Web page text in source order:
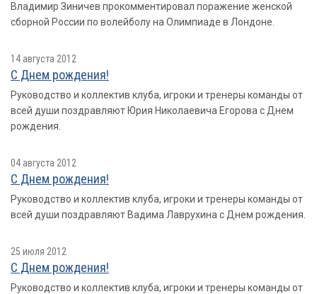
Владимир Зиничев прокомментировал поражение женской
сборной России по волейболу на Олимпиаде в Лондоне.
14 августа 2012
C Днем рождения!
Руководство и коллектив клуба, игроки и тренеры команды от
всей души поздравляют Юрия Николаевича Егорова с Днем
рождения.
04 августа 2012
С Днем рождения!
Руководство и коллектив клуба, игроки и тренеры команды от
всей души поздравляют Вадима Лаврухина с Днем рождения.
25 июля 2012
С Днем рождения!
Руководство и коллектив клуба, игроки и тренеры команды от